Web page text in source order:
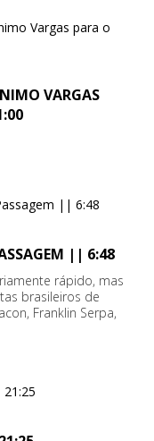
VARGAS
|| 6:48
rápido, mas
brasileiros de
Franklin Serpa,